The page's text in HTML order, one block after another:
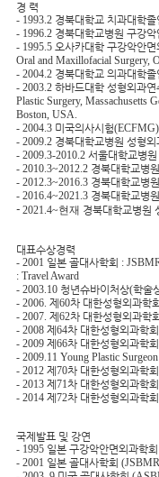
경 력
- 1993.2 경북대학교 치과대학졸
- 1996.2 경북대학교병원 구강
- 1995.5 오사카대학 구강악안면
Oral and Maxillofacial Surgery,
- 2004.2 경북대학교 의과대학졸
- 2003.2 하바드대학 성형외과연
Plastic Surgery, Massachusetts
Boston, USA.
- 2004.3 미국의사시험
- 2009.2 경북대학교병원 성형외
- 2009.3-2010.2 서울대학교병
- 2010.3~2012.2 경북대학교병
- 2012.3~2016.3 경북대학교병
- 2016.4~2021.3경북대학교병
- 2021.4~현재 경북대학교병원
대표수상경력
- 2001 일본 골대사학회 :
: Travel Award
- 2003.10 청년슈바이처상(학술
- 2006. 제 60차 대한성형외과학
- 2007. 제 62차 대한성형외과학
- 2008 제 64차 대한성형외과학
- 2009 제 66차 대한성형외과학
- 2009.11 Young Plastic
- 2012 제 70차 대한성형외과학
- 2013 제 71차 대한성형외과학
- 2014 제 72차 대한성형외과학
국제발표 및 강연
- 1995 일본 구강악안면외과학회
- 2001 일본 골대사학회